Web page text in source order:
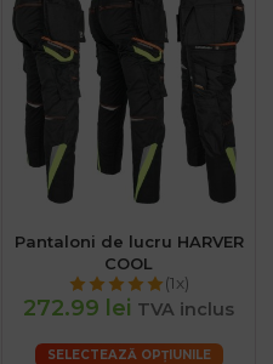
Pantaloni de lucru HARVER
COOL
(1x)
272.99 lei TVA inclus
SELECTEAZĂ OPȚIUNILE